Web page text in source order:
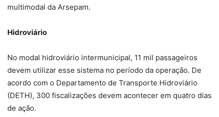
multimodal da Arsepam.
Hidroviário
No modal hidroviário intermunicipal, 11 mil passageiros
devem utilizar esse sistema no período da operação. De
acordo com o Departamento de Transporte Hidroviário
(DETH), 300 fiscalizações devem acontecer em quatro dias
de ação.